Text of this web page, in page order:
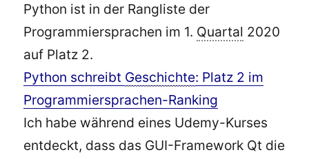
Python ist in der Rangliste der
Programmiersprachen im 1. Quartal 2020
auf Platz 2.
Python schreibt Geschichte: Platz 2 im
Programmiersprachen-Ranking
Ich habe während eines Udemy-Kurses
entdeckt, dass das GUI-Framework Qt die